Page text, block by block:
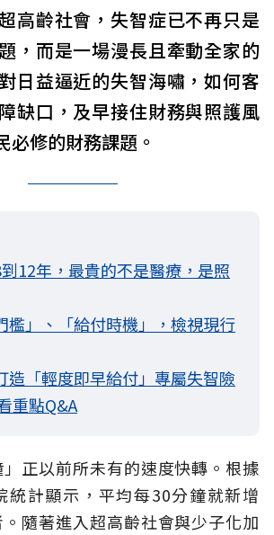
高齡社會，失智症已不再只是
，而是一場漫長且牽動全家的
日益逼近的失智海嘯，如何客
缺口，及早接住財務與照護風
必修的財務課題。
12年，最貴的不是醫療，是照
檻」、「給付時機」，檢視現行
造「輕度即早給付」專屬失智險
重點Q&A
正以前所未有的速度快轉。根據
統計顯示，平均每30分鐘就新增
隨著進入超高齡社會與少子化加